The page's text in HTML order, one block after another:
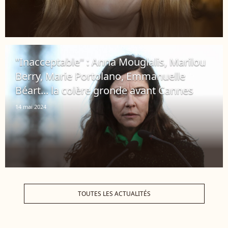
"Inacceptable" : Anna Mouglalis, Marilou
Berry, Marie Portolano, Emmanuelle
Béart... la colère gronde avant Cannes
14 mai 2024
TOUTES LES ACTUALITÉS